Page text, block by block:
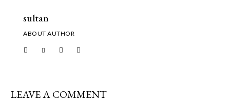
sultan
ABOUT AUTHOR
LEAVE A COMMENT